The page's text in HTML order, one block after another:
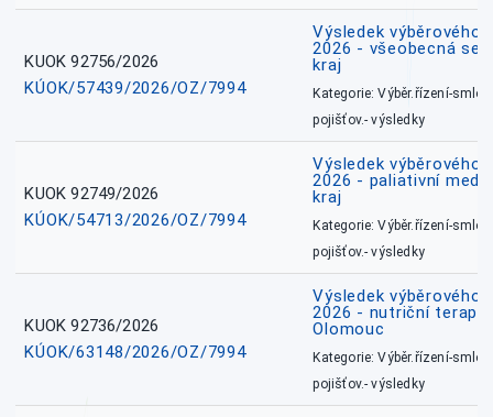
KUOK 92756/2026
KÚOK/57439/2026/OZ/7994
Výsledek výběrového
2026 - všeobecná
kraj
Kategorie: Výběr.řízení-
pojišťov.- výsledky
KUOK 92749/2026
KÚOK/54713/2026/OZ/7994
Výsledek výběrového
2026 - paliativní
kraj
Kategorie: Výběr.řízení-
pojišťov.- výsledky
KUOK 92736/2026
KÚOK/63148/2026/OZ/7994
Výsledek výběrového
2026 - nutriční
Olomouc
Kategorie: Výběr.řízení-
pojišťov.- výsledky